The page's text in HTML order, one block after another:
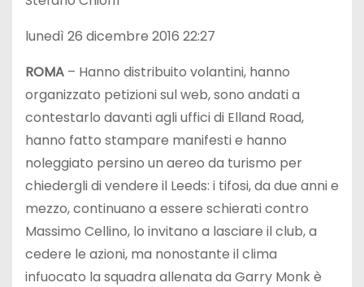
lunedì 26 dicembre 2016 22:27
ROMA – Hanno distribuito volantini, hanno
organizzato petizioni sul web, sono andati a
contestarlo davanti agli uffici di Elland Road,
hanno fatto stampare manifesti e hanno
noleggiato persino un aereo da turismo per
chiedergli di vendere il Leeds: i tifosi, da due anni e
mezzo, continuano a essere schierati contro
Massimo Cellino, lo invitano a lasciare il club, a
cedere le azioni, ma nonostante il clima
infuocato la squadra allenata da Garry Monk è